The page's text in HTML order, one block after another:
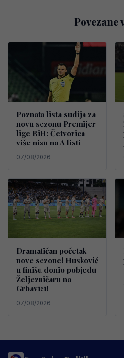
Povezane
Poznata lista sudija za
novu sezonu Premijer
lige BiH: Četvorica
više nisu na A listi
07/08/2026
Dramatičan početak
nove sezone! Husković
u finišu donio pobjedu
Željezničaru na
Grbavici!
07/08/2026